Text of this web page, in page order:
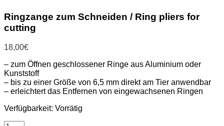
Ringzange zum Schneiden / Ring pliers for
cutting
18,00€
– zum Öffnen geschlossener Ringe aus Aluminium oder
Kunststoff
– bis zu einer Größe von 6,5 mm direkt am Tier anwendbar
– erleichtert das Entfernen von eingewachsenen Ringen
Verfügbarkeit: Vorrätig